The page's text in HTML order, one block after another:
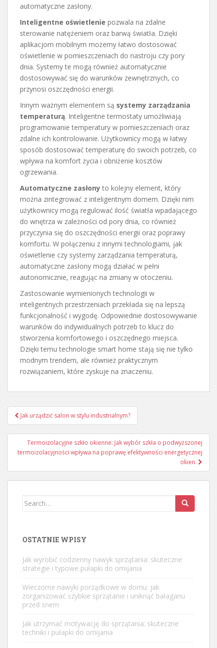
automatyczne zasłony.
Inteligentne oświetlenie pozwala na zdalne
sterowanie natężeniem oraz barwą światła. Dzięki
aplikacjom mobilnym możemy łatwo dostosować
oświetlenie w pomieszczeniach do nastroju czy pory
dnia. Systemy te mogą również automatycznie
dostosowywać się do warunków zewnętrznych, co
przynosi oszczędności energii.
Innym ważnym elementem są systemy zarządzania
temperaturą. Inteligentne termostaty umożliwiają
programowanie temperatury w pomieszczeniach oraz
zdalne ich kontrolowanie. Użytkownicy mogą w łatwy
sposób dostosować temperaturę do swoich potrzeb, co
wpływa na komfort życia i obniżenie kosztów
ogrzewania.
Automatyczne zasłony to kolejny element, który
można zintegrować z inteligentnym domem. Dzięki nim
użytkownicy mogą regulować ilość światła wpadającego
do wnętrza w zależności od pory dnia, co również
przyczynia się do oszczędności energii oraz poprawy
komfortu. W połączeniu z innymi technologiami, jak
oświetlenie czy systemy zarządzania temperaturą,
automatyczne zasłony mogą działać w pełni
autonomicznie, reagując na zmiany w otoczeniu.
Zastosowanie wymienionych technologii w
inteligentnych przestrzeniach przekłada się na lepszą
funkcjonalność i wygodę. Odpowiednie dostosowywanie
warunków do indywidualnych potrzeb to klucz do
stworzenia komfortowego i oszczędnego miejsca.
Dzięki temu technologie smart home stają się nie tylko
modnym trendem, ale również praktycznym
rozwiązaniem, które zyskuje na znaczeniu.
Nawigacja
wpisu
Jak urządzić salon w stylu industrialnym?
Termoizolacyjne szkło okienne: Jak wybór szkła o podwyższonej
termoizolacyjności wpływa na poprawę efektywności energetycznej
okien.
Search
OSTATNIE WPISY
Jak wyrobić codzienny nawyk sprzątania: skuteczne
strategie i typowe pułapki do omijania
Wieczorne nawyki porządkowe w domu: jak
zorganizować szybkie sprzątanie i uniknąć bałaganu
przed snem
Jak utrzymać motywację do sprzątania: skuteczne
techniki i pułapki do omijania